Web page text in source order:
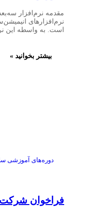
نرم‌افزارهای
است. به واسطه این
بیشتر بخوانید »
دوره‌های آموزشی
فراخوان